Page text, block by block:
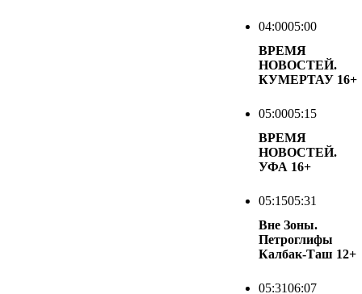
04:0005:00
ВРЕМЯ
НОВОСТЕЙ.
КУМЕРТАУ 16+
05:0005:15
ВРЕМЯ
НОВОСТЕЙ.
УФА 16+
05:1505:31
Вне Зоны.
Петроглифы
Калбак-Таш 12+
05:3106:07